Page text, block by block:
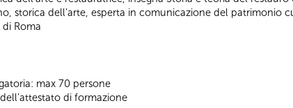
storica dell’arte, esperta in comunicazione del patrimonio
di Roma
max 70 persone
di formazione